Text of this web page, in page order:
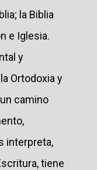
la Biblia
e Iglesia.
y
Ortodoxia y
camino
interpreta,
tiene